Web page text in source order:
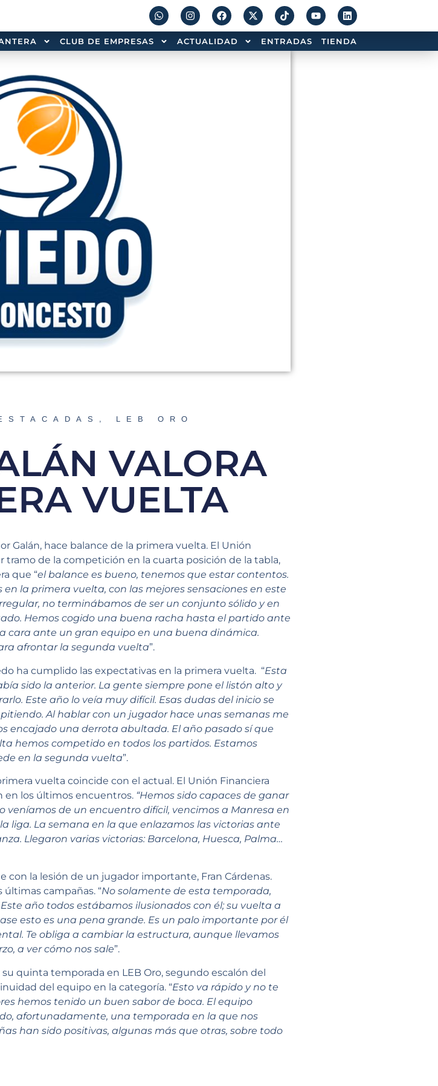
CLUB DE EMPRESAS ACTUALIDAD ENTRADAS TIENDA
, LEB ORO
VALORA
VUELTA
Galán, hace balance de la primera vuelta. El Unión
de la competición en la cuarta posición de la tabla,
que “el balance es bueno, tenemos que estar contentos.
la primera vuelta, con las mejores sensaciones en este
no terminábamos de ser un conjunto sólido y en
Hemos cogido una buena racha hasta el partido ante
cara ante un gran equipo en una buena dinámica.
afrontar la segunda vuelta”.
ha cumplido las expectativas en la primera vuelta. “Esta
sido la anterior. La gente siempre pone el listón alto y
Este año lo veía muy difícil. Esas dudas del inicio se
Al hablar con un jugador hace unas semanas me
una derrota abultada. El año pasado sí que
hemos competido en todos los partidos. Estamos
en la segunda vuelta”.
vuelta coincide con el actual. El Unión Financiera
en los últimos encuentros. “Hemos sido capaces de ganar
de un encuentro difícil, vencimos a Manresa en
liga. La semana en la que enlazamos las victorias ante
Llegaron varias victorias: Barcelona, Huesca, Palma…
la lesión de un jugador importante, Fran Cárdenas.
campañas. “No solamente de esta temporada,
año todos estábamos ilusionados con él; su vuelta a
esto es una pena grande. Es un palo importante por él
Te obliga a cambiar la estructura, aunque llevamos
a ver cómo nos sale”.
quinta temporada en LEB Oro, segundo escalón del
del equipo en la categoría. “Esto va rápido y no te
hemos tenido un buen sabor de boca. El equipo
afortunadamente, una temporada en la que nos
han sido positivas, algunas más que otras, sobre todo